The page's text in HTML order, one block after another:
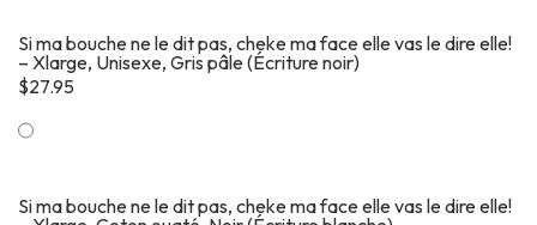
Si ma bouche ne le dit pas, cheke ma face elle vas le dire elle!
– Xlarge, Unisexe, Gris pâle (Écriture noir)
$27.95
Si ma bouche ne le dit pas, cheke ma face elle vas le dire elle!